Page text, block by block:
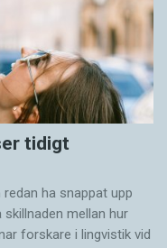
tidigt
ha snappat upp
mellan hur
forskare i lingvistik vid